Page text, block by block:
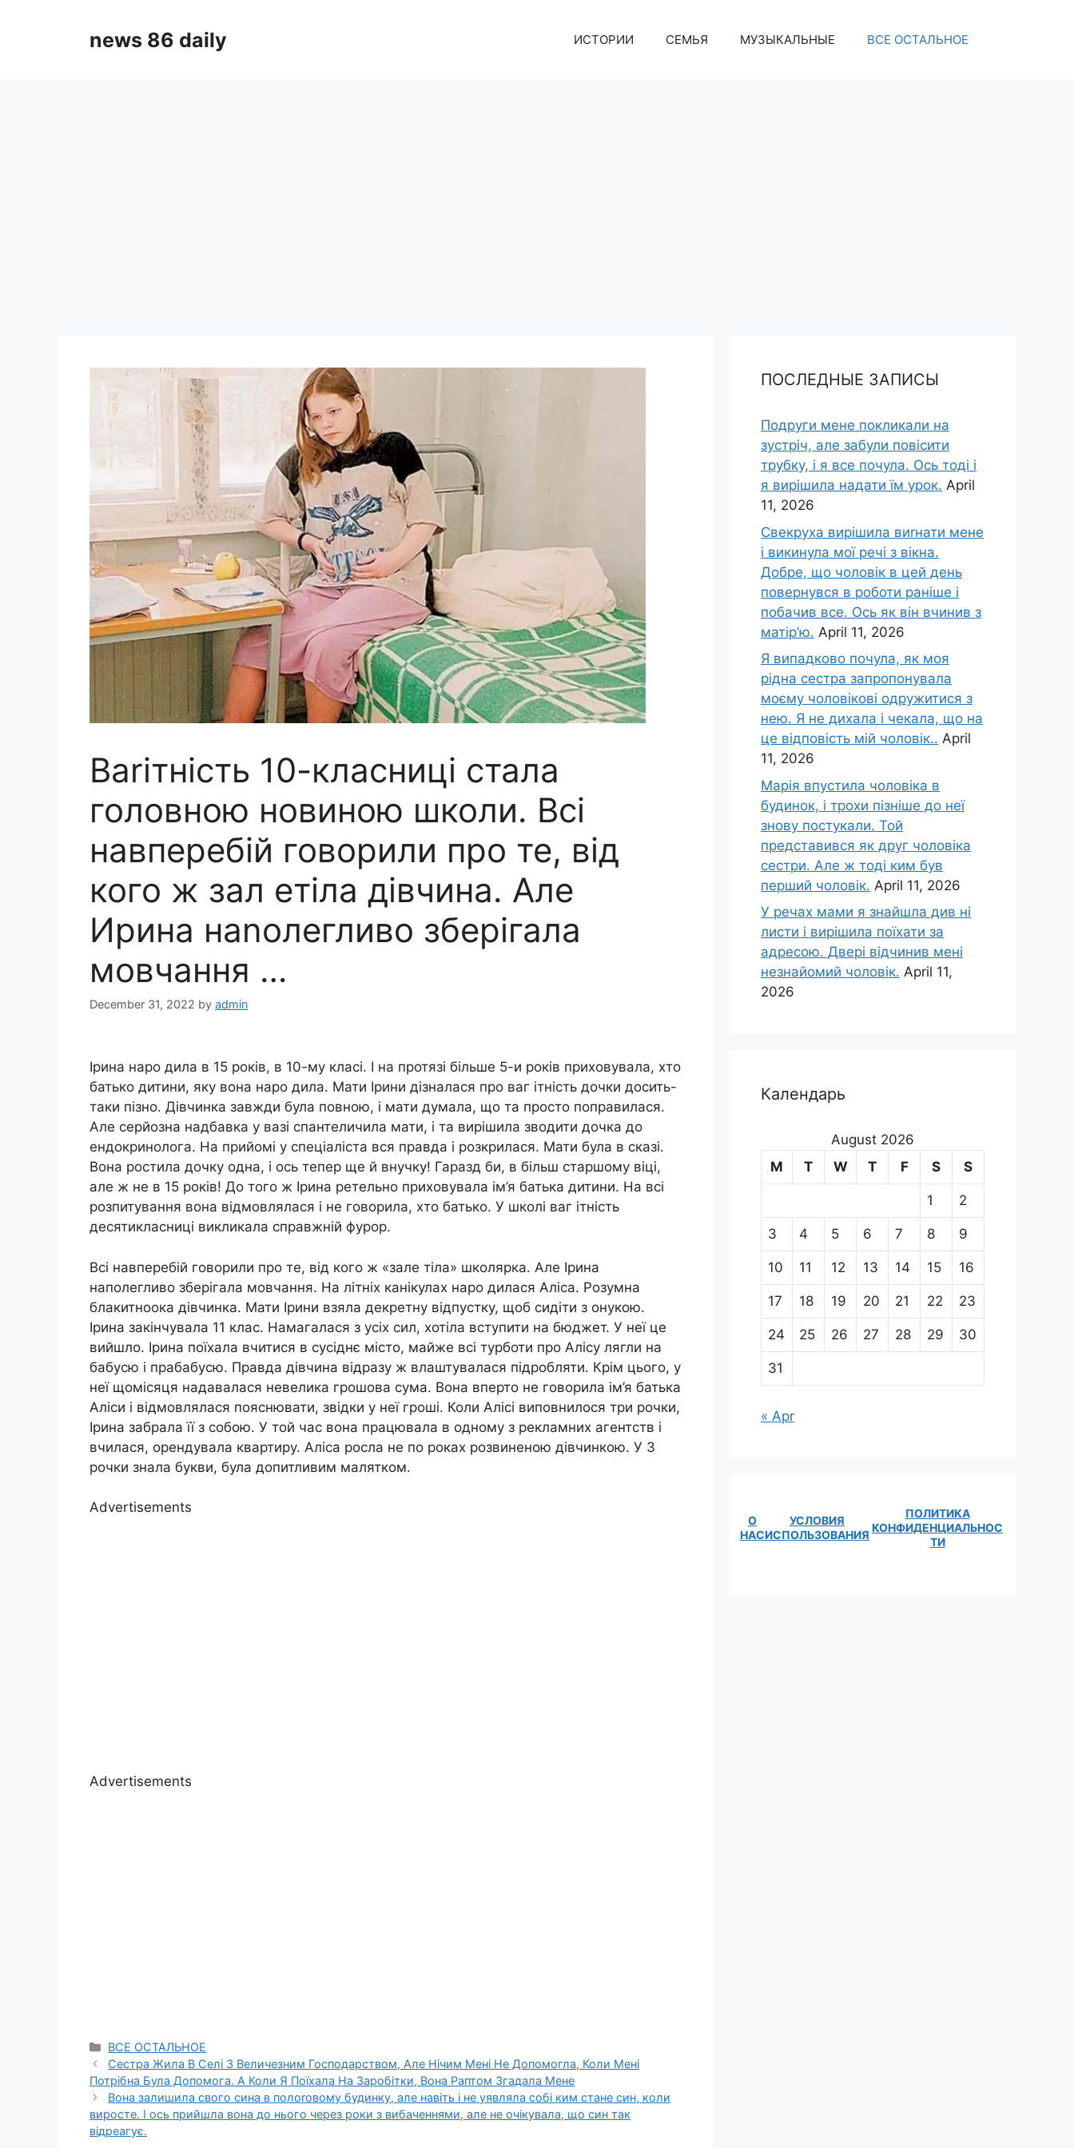
news 86 daily ИСТОРИИ СЕМЬЯ МУЗЫКАЛЬНЫЕ ВСЕ ОСТАЛЬНОЕ
Ваrітність 10-класниці стала
головною новиною школи. Всі
навперебій говорили про те, від
кого ж зал eтіла дівчина. Але
Ирина наnолегливо зберігала
мовчання …
December 31, 2022 by admin
Ірина наро дила в 15 років, в 10-му класі. І на протязі більше 5-и років приховувала, хто
батько дитини, яку вона наро дила. Мати Ірини дізналася про ваг ітність дочки досить-
таки пізно. Дівчинка завжди була повною, і мати думала, що та просто поправилася.
Але серйозна надбавка у вазі спантеличила мати, і та вирішила зводити дочка до
ендокринолога. На прийомі у спеціаліста вся правда і розкрилася. Мати була в сказі.
Вона ростила дочку одна, і ось тепер ще й внучку! Гаразд би, в більш старшому віці,
але ж не в 15 років! До того ж Ірина ретельно приховувала ім’я батька дитини. На всі
розпитування вона відмовлялася і не говорила, хто батько. У школі ваг ітність
десятикласниці викликала справжній фурор.
Всі навперебій говорили про те, від кого ж «зале тіла» школярка. Але Ірина
наполегливо зберігала мовчання. На літніх канікулах наро дилася Аліса. Розумна
блакитноока дівчинка. Мати Ірини взяла декретну відпустку, щоб сидіти з онукою.
Ірина закінчувала 11 клас. Намагалася з усіх сил, хотіла вступити на бюджет. У неї це
вийшло. Ірина поїхала вчитися в сусіднє місто, майже всі турботи про Алісу лягли на
бабусю і прабабусю. Правда дівчина відразу ж влаштувалася підробляти. Крім цього, у
неї щомісяця надавалася невелика грошова сума. Вона вперто не говорила ім’я батька
Аліси і відмовлялася пояснювати, звідки у неї гроші. Коли Алісі виповнилося три рочки,
Ірина забрала її з собою. У той час вона працювала в одному з рекламних агентств і
вчилася, орендувала квартиру. Аліса росла не по роках розвиненою дівчинкою. У 3
рочки знала букви, була допитливим малятком.
Advertisements
Advertisements
Categories
ВСЕ ОСТАЛЬНОЕ
Сестра Жила В Селі З Величезним Господарством, Але Нічим Мені Не Допомогла, Коли Мені
Потрібна Була Допомога. А Коли Я Поїхала На Заробітки, Вона Раптом Згадала Мене
Вона залишила свого сина в полоrовому будинку, але навіть і не уявляла собі ким стане син, коли
виросте. І ось прийшла вона до нього через роки з вибаченнями, але не очікувала, що син так
відреагує.
ПОСЛЕДНЫЕ ЗАПИСЫ
Подруги мене покликали на
зустріч, але забули повісити
трубку, і я все почула. Ось тоді і
я вирішила надати їм урок. April
11, 2026
Свекруха вирішила виrнати мене
і викинула мої речі з вікна.
Добре, що чоловік в цей день
повернувся в роботи раніше і
побачив все. Ось як він вчинив з
матір’ю. April 11, 2026
Я випадково почула, як моя
рідна сестра запропонувала
моєму чоловікові одружитися з
нею. Я не дихала і чекала, що на
це відповість мій чоловік.. April
11, 2026
Марія впустила чоловіка в
будинок, і трохи пізніше до неї
знову постукали. Той
представився як друг чоловіка
сестри. Але ж тоді ким був
перший чоловік. April 11, 2026
У речах мами я знайшла див ні
листи і вирішила поїхати за
адресою. Двері відчинив мені
незнайомий чоловік. April 11,
2026
Календарь
August 2026
M
T W T F S S
1 2
3 4 5 6 7 8 9
10 11 12 13 14 15 16
17 18 19 20 21 22 23
24 25 26 27 28 29 30
31
« Apr
О
НАС
УСЛОВИЯ
ИСПОЛЬЗОВАНИЯ
ПОЛИТИКА
КОНФИДЕНЦИАЛЬНОС
ТИ